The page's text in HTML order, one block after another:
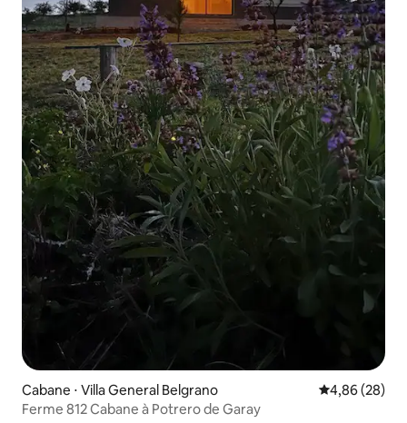
Cabane ⋅ Villa General Belgrano Évaluation
4,86 (28)
Ferme 812 Cabane à Potrero de Garay